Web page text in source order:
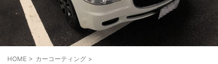
HOME > カーコーティング >